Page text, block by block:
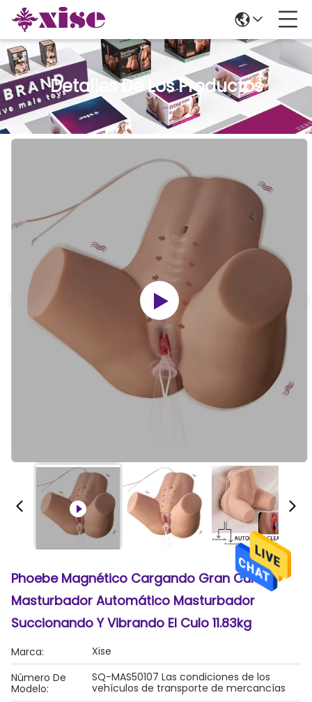
Detalles De Los Productos
Phoebe Magnético Cargando Gran Culo
Masturbador Automático Masturbador
Succionando Y Vibrando El Culo 11.83kg
Marca:
Xise
Número De
Modelo:
SQ-MAS50107 Las condiciones de los
vehículos de transporte de mercancías